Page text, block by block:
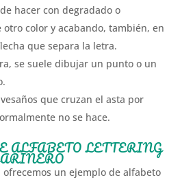
hacer con degradado o
color y acabando, también, en
que separa la letra.
se suele dibujar un punto o un
que cruzan el asta por
no se hace.
ALFABETO LETTERING
ofrecemos un ejemplo de alfabeto